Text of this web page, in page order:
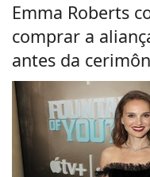
Emma Roberts
comprar a
antes da